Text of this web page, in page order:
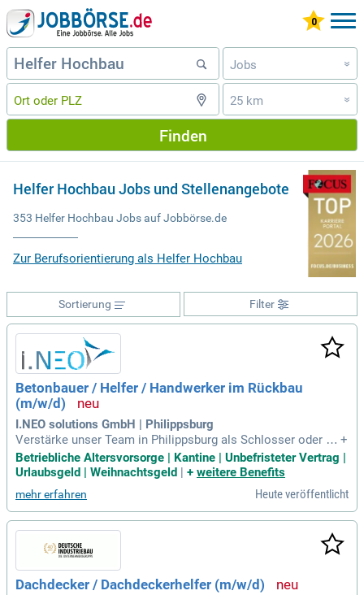
Jobs »
25 km »
Finden
Helfer Hochbau Jobs und Stellenangebote
353 Helfer Hochbau Jobs auf Jobbörse.de
Zur Berufsorientierung als Helfer Hochbau
Filter
Sortierung
Betonbauer / Helfer / Handwerker im Rückbau
(m/w/d)
I.NEO solutions GmbH | Philippsburg
Verstärke unser Team in Philippsburg als Schlosser oder Sc
hlosserhelfer (m/w/d)! Deine Aufgaben umfassen Rückbau,
Montage und Demontage nach Anweisung. Eine abgeschlos
sene handwerkliche Ausbildung ist wünschenswert, und gut
e Deutschkenntnisse sind wichtig für die Teamkommunikati
on. Flexibilität und Teamfähigkeit ermöglichen es dir, dich s
chnell auf neue Herausforderungen einzustellen. Wir bieten
dir einen unbefristeten Arbeitsplatz, Urlaubsgeld sowie Zusa
tzleistungen wie betriebliche Altersvorsorge und Weihnacht
sgeld. Bewirb dich jetzt und werde Teil eines dynamischen T
eams, das Wert auf Genauigkeit und Sorgfalt legt!
+
Betriebliche Altersvorsorge | Kantine | Unbefristeter Vertrag |
Urlaubsgeld | Weihnachtsgeld | + weitere Benefits
mehr erfahren Heute veröffentlicht
Dachdecker / Dachdeckerhelfer (m/w/d)